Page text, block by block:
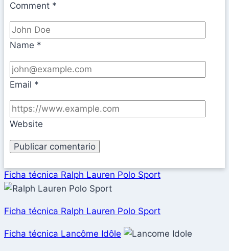
Comment *
Name *
Email *
Website
Ficha técnica Ralph Lauren Polo Sport
Ficha técnica Ralph Lauren Polo Sport
Ficha técnica Lancôme Idôle